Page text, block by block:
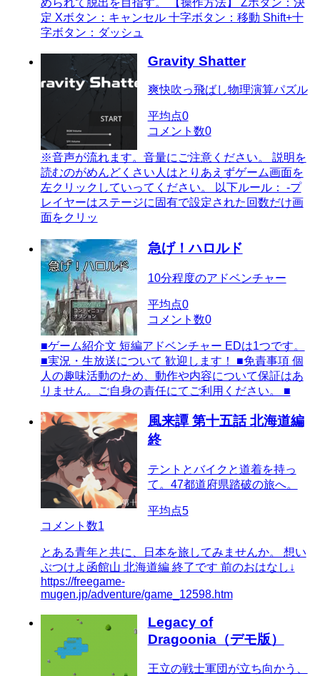
定 Xボタン：キャンセル 十字ボタン：移動 Shift+十
字ボタン：ダッシュ
Gravity Shatter
爽快吹っ飛ばし物理演算パズル
平均点0
コメント数0
※音声が流れます。音量にご注意ください。 説明を
読むのがめんどくさい人はとりあえずゲーム画面を
左クリックしていってください。 以下ルール： -プ
レイヤーはステージに固有で設定された回数だけ画
面をクリッ
急げ！ハロルド
10分程度のアドベンチャー
平均点0
コメント数0
■ゲーム紹介文 短編アドベンチャー EDは1つです。
■実況・生放送について 歓迎します！ ■免責事項 個
人の趣味活動のため、動作や内容について保証はあ
りません。ご自身の責任にてご利用ください。 ■
風来譚 第十五話 北海道編
終
テントとバイクと道着を持っ
て。47都道府県踏破の旅へ。
平均点5
コメント数1
とある青年と共に、日本を旅してみませんか。 想い
ぶつけよ函館山 北海道編 終了です 前のおはなし↓
https://freegame-
mugen.jp/adventure/game_12598.htm
Legacy of
Dragoonia（デモ版）
王立の戦士軍団が立ち向かう、